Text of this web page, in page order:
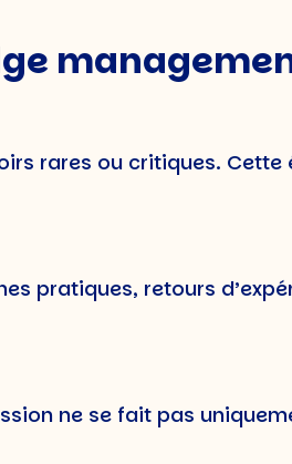
rares ou critiques. Cette
pratiques, retours
ne se fait pas